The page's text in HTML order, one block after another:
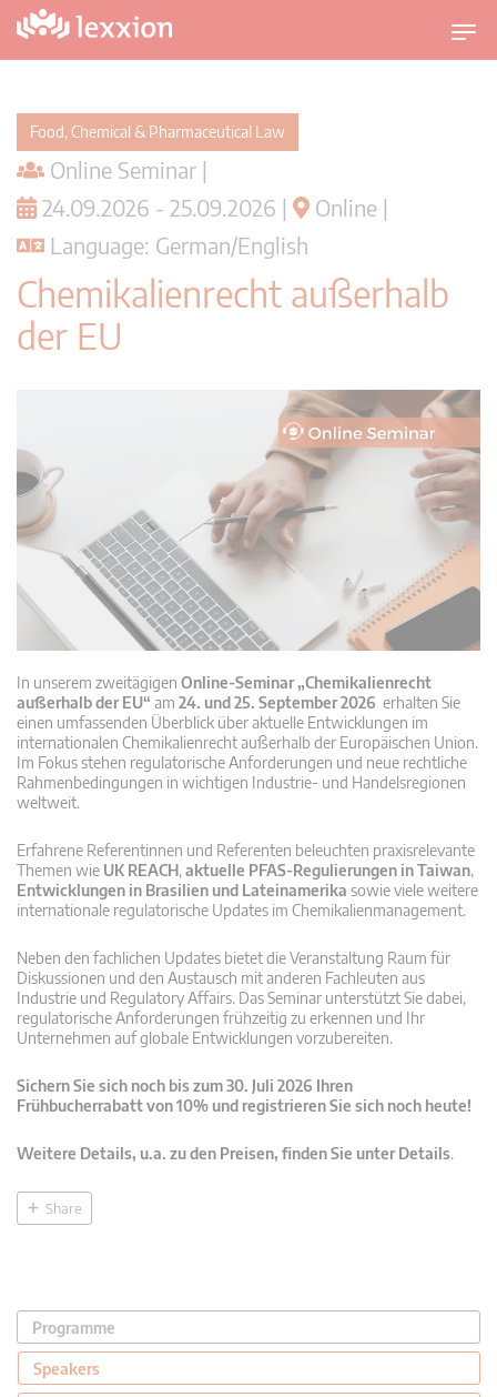
T
o
o
Food, Chemical & Pharmaceutical Law
Online Seminar |
24.09.2026 - 25.09.2026 |
Online |
Language: German/English
Chemikalienrecht außerhalb
der EU
In unserem zweitägigen Online-Seminar „Chemikalienrecht
außerhalb der EU“ am 24. und 25. September 2026 erhalten Sie
einen umfassenden Überblick über aktuelle Entwicklungen im
internationalen Chemikalienrecht außerhalb der Europäischen Union.
Im Fokus stehen regulatorische Anforderungen und neue rechtliche
Rahmenbedingungen in wichtigen Industrie- und Handelsregionen
weltweit.
Erfahrene Referentinnen und Referenten beleuchten praxisrelevante
Themen wie UK REACH, aktuelle PFAS-Regulierungen in Taiwan,
Entwicklungen in Brasilien und Lateinamerika sowie viele weitere
internationale regulatorische Updates im Chemikalienmanagement.
Neben den fachlichen Updates bietet die Veranstaltung Raum für
Diskussionen und den Austausch mit anderen Fachleuten aus
Industrie und Regulatory Affairs. Das Seminar unterstützt Sie dabei,
regulatorische Anforderungen frühzeitig zu erkennen und Ihr
Unternehmen auf globale Entwicklungen vorzubereiten.
Sichern Sie sich noch bis zum 30. Juli 2026 Ihren
Frühbucherrabatt von 10% und registrieren Sie sich noch heute!
Weitere Details, u.a. zu den Preisen, finden Sie unter Details.
Share
Programme
Speakers